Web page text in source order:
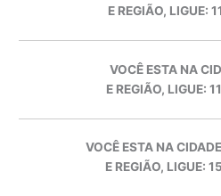
E REGIÃO, LIGUE:
VOCÊ ESTA NA
E REGIÃO, LIGUE:
VOCÊ ESTA NA
E REGIÃO, LIGUE: